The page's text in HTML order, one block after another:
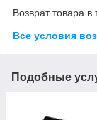
Возврат товара
Все условия
Подобные